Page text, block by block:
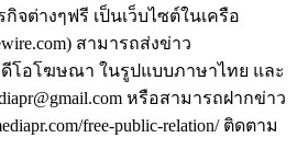
ต่างๆฟรี เป็นเว็บไซต์ในเครือ
สามารถส่งข่าว
โอโฆษณา ในรูปแบบภาษาไทย และ
หรือสามารถฝากข่าว
free-public-relation/ ติดตาม